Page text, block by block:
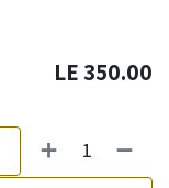
350.00